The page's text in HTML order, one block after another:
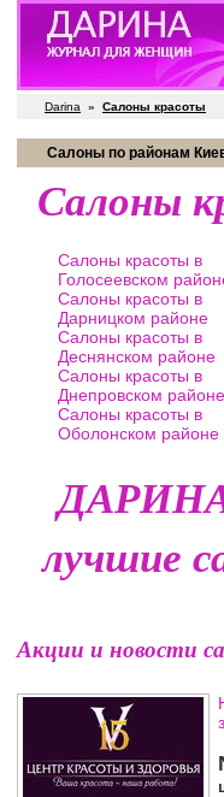
Darina » Салоны красоты
Салоны по районам
Салоны
Салоны красоты в
Голосеевском
Салоны красоты в
Дарницком районе
Салоны красоты в
Деснянском районе
Салоны красоты в
Днепровском районе
Салоны красоты в
Оболонском районе
ДАРИНА
лучшие
Акции и новости